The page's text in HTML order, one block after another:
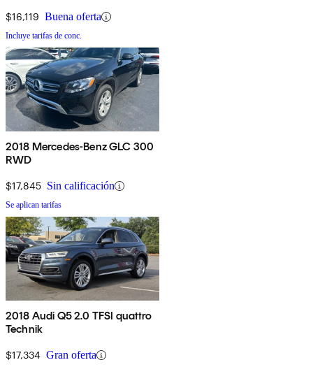
$16,119 Buena oferta
Incluye tarifas de conc.
2018 Mercedes-Benz GLC 300
RWD
$17,845 Sin calificación
Se aplican tarifas
2018 Audi Q5 2.0 TFSI quattro
Technik
$17,334 Gran oferta